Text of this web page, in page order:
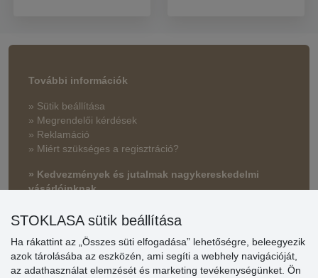
További információk
» Sütik beállítása
» Megrendelői kérdések
» Reklamáció
» Miért szükséges a regisztráció?
» Kedvezmények és jutalmak nagykereskedelmi
vásárlóinknak
» Súgó
Vásárlók
STOKLASA sütik beállítása
Ha rákattint az „Összes süti elfogadása” lehetőségre, beleegyezik
azok tárolásába az eszközén, ami segíti a webhely navigációját,
az adathasználat elemzését és marketing tevékenységünket. Ön